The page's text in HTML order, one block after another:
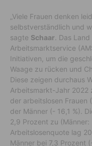
„Viele Frauen denken
selbstverständlich und
sagte Schaar . Das
Arbeitsmarktservice
Initiativen, um die
Waage zu rücken und
Diese zeigen durchaus
Arbeitsmarkt-Jahr 2022
der arbeitslosen Frauen
der Männer (- 16,1 %).
2,9 Prozent zu (Männer:
Arbeitslosenquote lag
Männer bei 7,3 Prozent (-